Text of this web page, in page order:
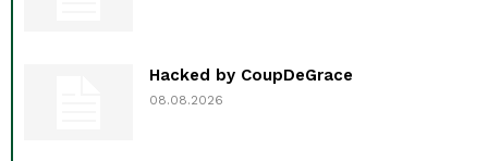
Hacked by CoupDeGrace
08.08.2026